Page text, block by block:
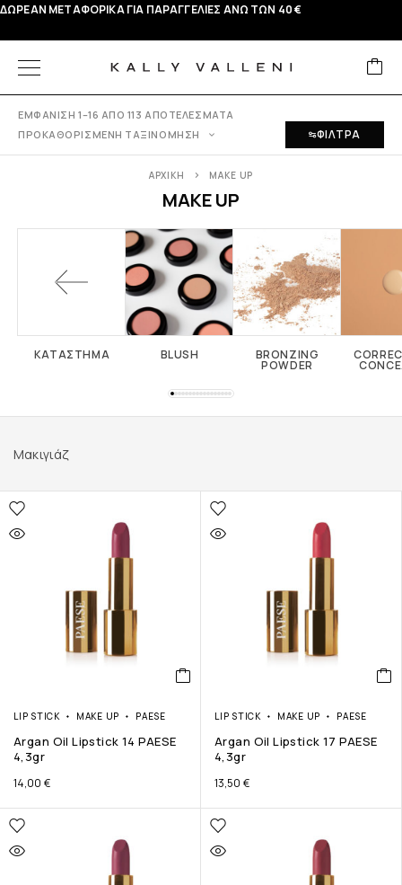
ΔΩΡΕΑΝ ΜΕΤΑΦΟΡΙΚΑ ΓΙΑ ΠΑΡΑΓΓΕΛΙΕΣ ΑΝΩ ΤΩΝ 40 €
ΕΜΦΆΝΙΣΗ 1–16 ΑΠΌ 113 ΑΠΟΤΕΛΈΣΜΑΤΑ
ΠΡΟΚΑΘΟΡΙΣΜΈΝΗ ΤΑΞΙΝΌΜΗΣΗ
ΦΙΛΤΡΑ
MAKE UP
ΑΡΧΙΚΉ MAKE UP
ΚΑΤΑΣΤΗΜΑ BLUSH BRONZING
POWDER
Μακιγιάζ
LIP STICK MAKE UP PAESE
Argan Oil Lipstick 14 PAESE
4,3gr
14,00 €
LIP STICK MAKE UP PAESE
Argan Oil Lipstick 17 PAESE
4,3gr
13,50 €